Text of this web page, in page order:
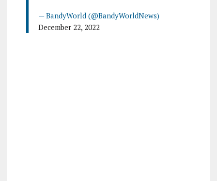
— BandyWorld (@BandyWorldNews)
December 22, 2022